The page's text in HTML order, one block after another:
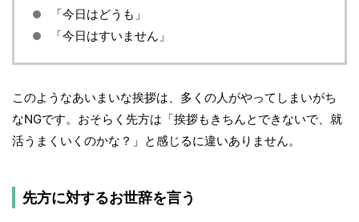
「今日はどうも」
「今日はすいません」
このようなあいまいな挨拶は、多くの人がやってしまいがち
なNGです。おそらく先方は「挨拶もきちんとできないで、就
活うまくいくのかな？」と感じるに違いありません。
先方に対するお世辞を言う